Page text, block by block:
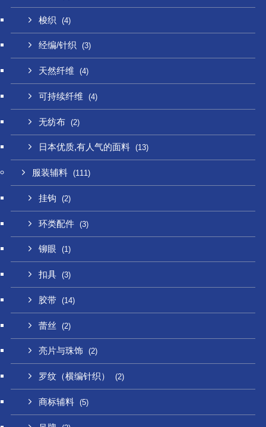
梭织 (4)
经编/针织 (3)
天然纤维 (4)
可持续纤维 (4)
无纺布 (2)
日本优质,有人气的面料 (13)
服装辅料 (111)
挂钩 (2)
环类配件 (3)
铆眼 (1)
扣具 (3)
胶带 (14)
蕾丝 (2)
亮片与珠饰 (2)
罗纹（横编针织） (2)
商标辅料 (5)